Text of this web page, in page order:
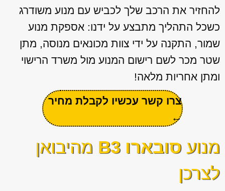
להחזיר את הרכב שלך לכביש עם מנוע משודרג
כשכל התהליך מתבצע על ידנו: אספקת מנוע
שמור, התקנה על ידי צוות מכונאים מנוסה, מתן
שטר מכר לשם רישום המנוע מול משרד הרישוי
ומתן אחריות מלאה!
צרו קשר עכשיו לקבלת מחיר
←
מנועסובארו B3
מהיבואן
לצרכן